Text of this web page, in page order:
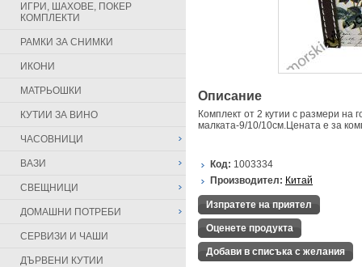
ИГРИ, ШАХОВЕ, ПОКЕР
КОМПЛЕКТИ
РАМКИ ЗА СНИМКИ
ИКОНИ
МАТРЬОШКИ
КУТИИ ЗА ВИНО
ЧАСОВНИЦИ
ВАЗИ
СВЕЩНИЦИ
ДОМАШНИ ПОТРЕБИ
СЕРВИЗИ И ЧАШИ
ДЪРВЕНИ КУТИИ
Описание
Комплект от 2 кутии с размери на
малката-9/10/10см.Цената е за
Код: 1003334
Производител: Китай
Изпратете на приятел
Оценете продукта
Добави в списъка с желания